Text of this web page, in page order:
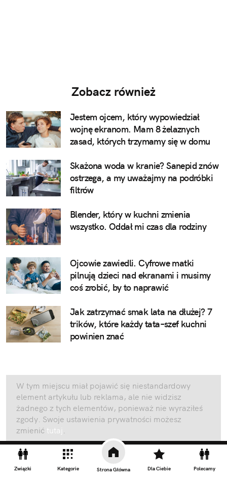
Związki Kategorie Strona Główna Dla Ciebie Polecamy
Zobacz również
Jestem ojcem, który wypowiedział
wojnę ekranom. Mam 8 żelaznych
zasad, których trzymamy się w domu
Skażona woda w kranie? Sanepid znów
ostrzega, a my uważajmy na podróbki
filtrów
Blender, który w kuchni zmienia
wszystko. Oddał mi czas dla rodziny
Ojcowie zawiedli. Cyfrowe matki
pilnują dzieci nad ekranami i musimy
coś zrobić, by to naprawić
Jak zatrzymać smak lata na dłużej? 7
trików, które każdy tata–szef kuchni
powinien znać
W tym miejscu miał pojawić się niestandardowy
element artykułu lub reklama, ale nie widzisz
żadnego z tych elementów, ponieważ nie wyraziłeś
zgody. Swoje ustawienia prywatności możesz
zmienić tutaj
Kliknij lub skroluj dalej, aby wrócić na
stronę główną